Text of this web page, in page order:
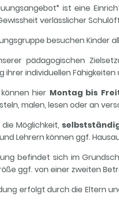
ist eine
verlässlicher
besuchen Kinder
pädagogischen
ihrer individuellen
hier Montag bis
malen, lesen oder an
Möglichkeit,
Lehrern können ggf.
befindet sich im
ggf. von einer zweiten
erfolgt durch die Eltern